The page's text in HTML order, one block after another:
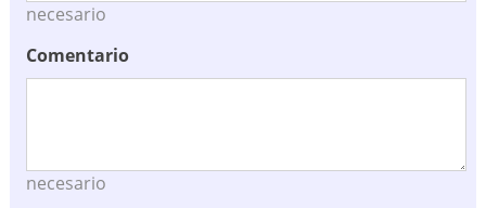
necesario
Comentario
necesario